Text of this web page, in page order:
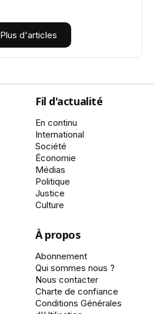
Plus d'articles
Fil d'actualité
En continu
International
Société
Économie
Médias
Politique
Justice
Culture
À propos
Abonnement
Qui sommes nous ?
Nous contacter
Charte de confiance
Conditions Générales